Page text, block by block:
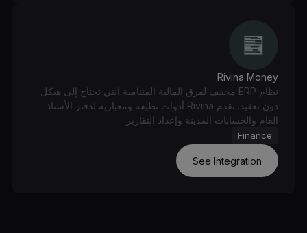
Rivina Money
نظام ERP مخفف لفرق المالية المتنامية التي تحتاج إلى هيكل
دون تعقيد. تقدم Rivina أدوات نظيفة ومعيارية لدفتر الأستاذ
العام والحسابات المدينة وإعداد التقارير.
Finance
See Integration